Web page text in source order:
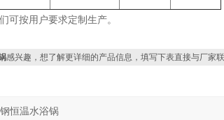
可按用户要求定制生产。
感兴趣，想了解更详细的产品信息，填写下表直接与厂家